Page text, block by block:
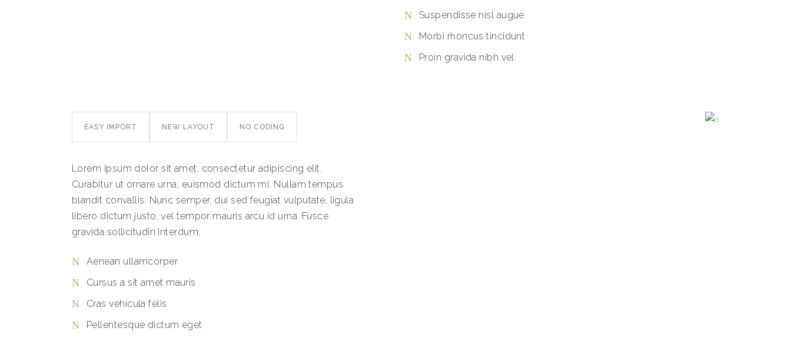
Suspendisse nisl augue
Morbi rhoncus tincidunt
Proin gravida nibh vel
EASY IMPORT NEW LAYOUT NO CODING
Lorem ipsum dolor sit amet, consectetur adipiscing elit.
Curabitur ut ornare urna, euismod dictum mi. Nullam tempus
blandit convallis. Nunc semper, dui sed feugiat vulputate, ligula
libero dictum justo, vel tempor mauris arcu id urna. Fusce
gravida sollicitudin interdum.
Aenean ullamcorper
Cursus a sit amet mauris
Cras vehicula felis
Pellentesque dictum eget